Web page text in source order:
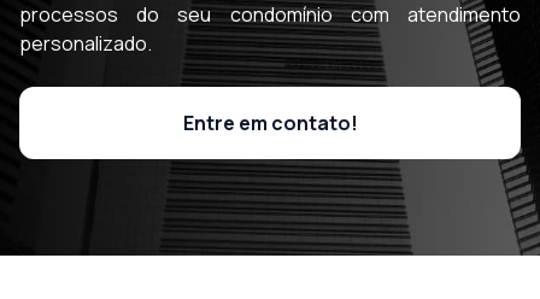
Contato
2ª Via Boleto
processos do seu condomínio com atendimento
personalizado.
Entre em contato!